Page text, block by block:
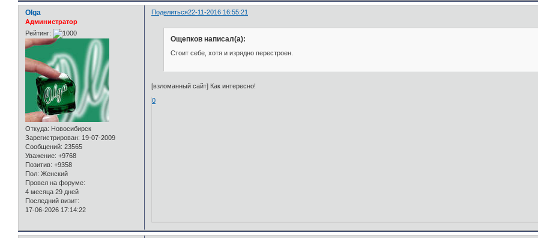
Поделиться22-11-2016 16:55:21
Olga
Администратор
Рейтинг:
Откуда: Новосибирск
Зарегистрирован: 19-07-2009
Сообщений: 23565
Уважение: +9768
Позитив: +9358
Пол: Женский
Провел на форуме:
4 месяца 29 дней
Последний визит:
17-06-2026 17:14:22
Ощепков написал(а):
Стоит себе, хотя и изрядно перестроен.
[взломанный сайт] Как интересно!
0